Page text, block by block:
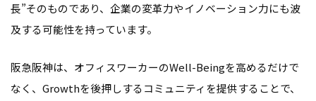
長”そのものであり、企業の変革力やイノベーション力にも波
及する可能性を持っています。
阪急阪神は、オフィスワーカーのWell-Beingを高めるだけで
なく、Growthを後押しするコミュニティを提供することで、